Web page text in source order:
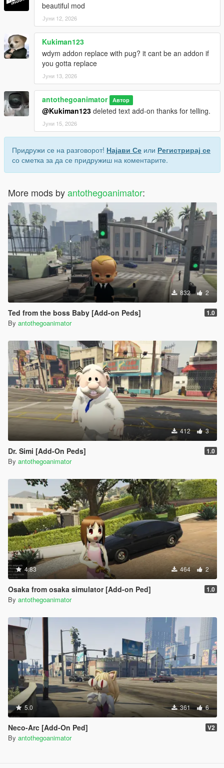
beautiful mod
Јуни 12, 2026
Kukiman123
wdym addon replace with pug? it cant be an addon if
you gotta replace
Јуни 13, 2026
antothegoanimator Автор
@Kukiman123 deleted text add-on thanks for telling.
Јуни 15, 2026
Придружи се на разговорот! Најави Се или Регистрирај се
со сметка за да се придружиш на коментарите.
More mods byantothegoanimator:
832 2
Ted from the boss Baby [Add-on Peds] 1.0
By antothegoanimator
412 3
Dr. Simi [Add-On Peds] 1.0
By antothegoanimator
4.83 464 2
Osaka from osaka simulator [Add-on Ped] 1.0
By antothegoanimator
5.0 361 6
Neco-Arc [Add-On Ped] V2
By antothegoanimator